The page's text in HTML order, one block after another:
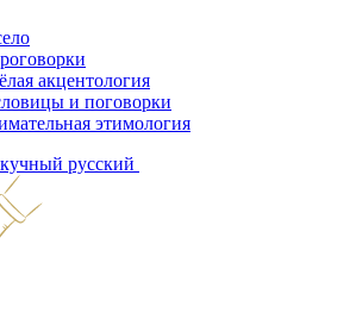
акцентология
и поговорки
этимология
русский